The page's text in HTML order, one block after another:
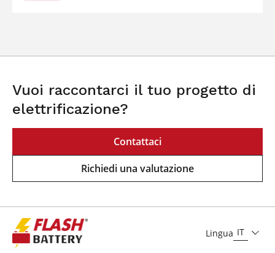
Vuoi raccontarci il tuo progetto di
elettrificazione?
Contattaci
Richiedi una valutazione
Lingua IT